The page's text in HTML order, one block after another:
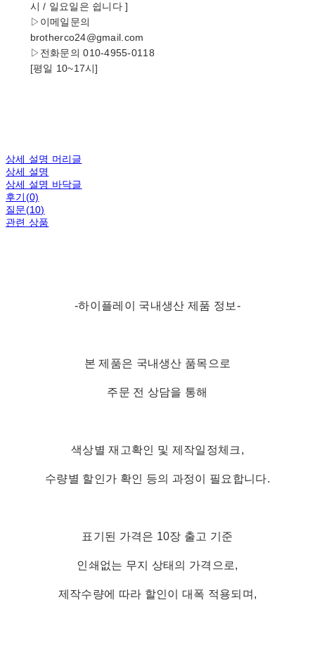
시 / 일요일은 쉽니다 ]
▷이메일문의
brotherco24@gmail.com
▷전화문의 010-4955-0118
[평일 10~17시]
상세 설명 머리글
상세 설명
상세 설명 바닥글
후기(0)
질문(10)
관련 상품
-하이플레이 국내생산 제품 정보-
본 제품은 국내생산 품목으로
주문 전 상담을 통해
색상별 재고확인 및 제작일정체크,
수량별 할인가 확인 등의 과정이 필요합니다.
표기된 가격은 10장 출고 기준
인쇄없는 무지 상태의 가격으로,
제작수량에 따라 할인이 대폭 적용되며,